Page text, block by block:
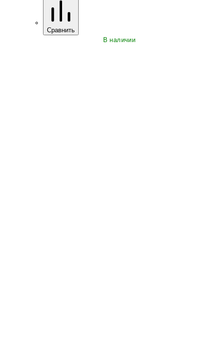
Сравнить
В наличии